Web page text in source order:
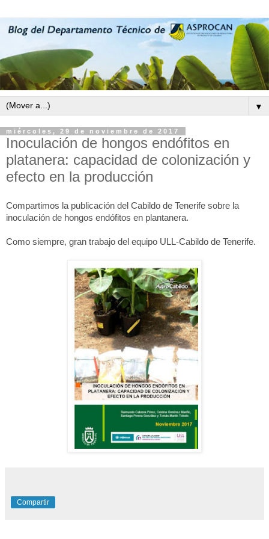
▼
miércoles, 29 de noviembre de 2017
Inoculación de hongos endófitos en
platanera: capacidad de colonización y
efecto en la producción
Compartimos la publicación del Cabildo de Tenerife sobre la
inoculación de hongos endófitos en plantanera.
Como siempre, gran trabajo del equipo ULL-Cabildo de Tenerife.
Compartir